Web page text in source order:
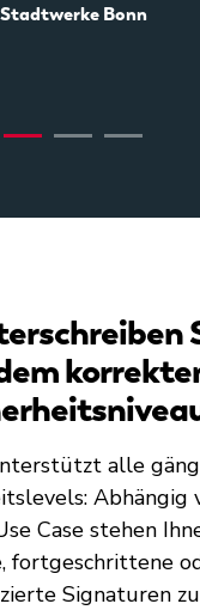
Stadtwerke Bonn
alle
Abhängig
Case stehen
fortgeschrittene
Signaturen